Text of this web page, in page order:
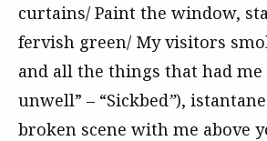
curtains/ Paint the window,
fervish green/ My visitors
and all the things that had me
unwell” – “Sickbed”),
broken scene with me above